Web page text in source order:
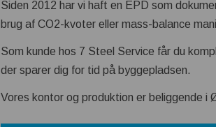
Siden 2012 har vi haft en EPD som
brug af CO2-kvoter eller mass-balance
Som kunde hos 7 Steel Service får du
der sparer dig for tid på byggepladsen.
Vores kontor og produktion er beliggende